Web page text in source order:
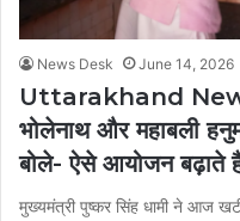
News Desk June 14, 2026
Uttarakhand News:
भोलेनाथ और महाबली
बोले- ऐसे आयोजन बढ़ाते
मुख्यमंत्री पुष्कर सिंह धामी ने आज